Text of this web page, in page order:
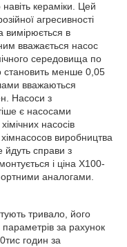
навіть кераміки. Цей
агресивності
вимірюється в
вважається насос
середовища по
становить менше 0,05
вважаються
Насоси з
є насосами
насосів
виробництва
справи з
і ціна Х100-
аналогами.
тривало, його
за рахунок
годин за